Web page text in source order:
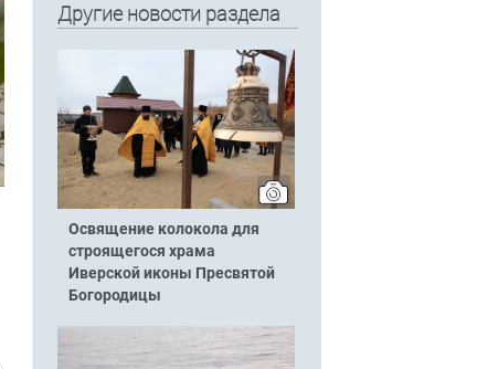
Другие новости раздела
Освящение колокола для
строящегося храма
Иверской иконы Пресвятой
Богородицы